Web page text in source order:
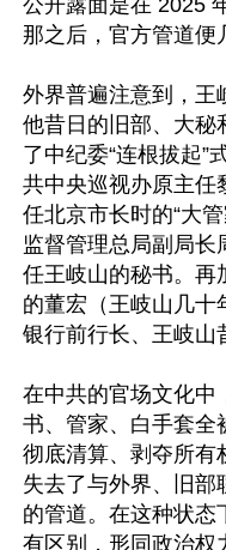
公开露面是在 2025
那之后，官方管道便
外界普遍注意到，王
他昔日的旧部、大秘
了中纪委“连根拔起”
共中央巡视办原主任
任北京市长时的“大
监督管理总局副局长
任王岐山的秘书。再
的董宏（王岐山几十
银行前行长、王岐山
在中共的官场文化中
书、管家、白手套全
彻底清算、剥夺所有
失去了与外界、旧部
的管道。在这种状态
有区别，形同政治权